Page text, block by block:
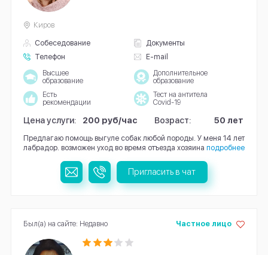
Собеседование
Документы
Телефон
E-mail
Киров
Высшее
образование
Дополнительное
образование
Есть
рекомендации
Тест на антитела
Covid-19
Цена услуги: 200 руб/час Возраст: 50 лет
Предлагаю помощь выгуле собак любой породы. У меня 14 лет
лабрадор. возможен уход во время отъезда хозяина подробнее
Пригласить в чат
Частное лицо
Был(а) на сайте: Недавно